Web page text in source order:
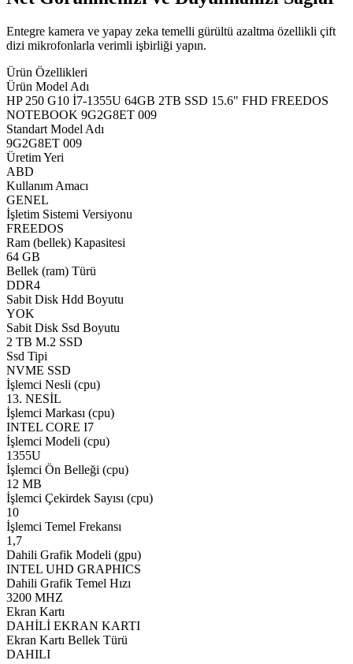
Entegre kamera ve yapay zeka temelli gürültü azaltma özellikli çift
dizi mikrofonlarla verimli işbirliği yapın.
Ürün Özellikleri
Ürün Model Adı
HP 250 G10 İ7-1355U 64GB 2TB SSD 15.6" FHD FREEDOS
NOTEBOOK 9G2G8ET 009
Standart Model Adı
9G2G8ET 009
Üretim Yeri
ABD
Kullanım Amacı
GENEL
İşletim Sistemi Versiyonu
FREEDOS
Ram (bellek) Kapasitesi
64 GB
Bellek (ram) Türü
DDR4
Sabit Disk Hdd Boyutu
YOK
Sabit Disk Ssd Boyutu
2 TB M.2 SSD
Ssd Tipi
NVME SSD
İşlemci Nesli (cpu)
13. NESİL
İşlemci Markası (cpu)
INTEL CORE I7
İşlemci Modeli (cpu)
1355U
İşlemci Ön Belleği (cpu)
12 MB
İşlemci Çekirdek Sayısı (cpu)
10
İşlemci Temel Frekansı
1,7
Dahili Grafik Modeli (gpu)
INTEL UHD GRAPHICS
Dahili Grafik Temel Hızı
3200 MHZ
Ekran Kartı
DAHİLİ EKRAN KARTI
Ekran Kartı Bellek Türü
DAHILI